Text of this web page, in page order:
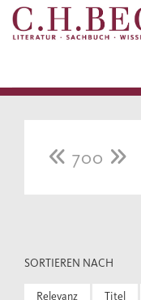
700
SORTIEREN NACH
Relevanz Titel